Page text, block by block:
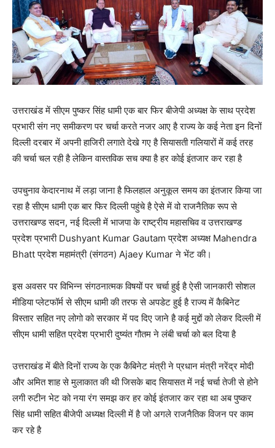
उत्तराखंड में सीएम पुष्कर सिंह धामी एक बार फिर बीजेपी अध्यक्ष के साथ प्रदेश
प्रभारी संग नए समीकरण पर चर्चा करते नजर आए है राज्य के कई नेता इन दिनों
दिल्ली दरबार में अपनी हाजिरी लगाते देखे गए है सियासती गलियारों में कई तरह
की चर्चा चल रही है लेकिन वास्तविक सच क्या है हर कोई इंतजार कर रहा है
उपचुनाव केदारनाथ में लड़ा जाना है फिलहाल अनुकूल समय का इंतजार किया जा
रहा है सीएम धामी एक बार फिर दिल्ली पहुंचे है ऐसे में वो राजनैतिक रूप से
उत्तराखण्ड सदन, नई दिल्ली में भाजपा के राष्ट्रीय महासचिव व उत्तराखण्ड
प्रदेश प्रभारी Dushyant Kumar Gautam प्रदेश अध्यक्ष Mahendra
Bhatt प्रदेश महामंत्री (संगठन) Ajaey Kumar ने भेंट की।
इस अवसर पर विभिन्न संगठनात्मक विषयों पर चर्चा हुई है ऐसी जानकारी सोशल
मीडिया प्लेटफॉर्म से सीएम धामी की तरफ से अपडेट हुई है राज्य में कैबिनेट
विस्तार सहित नए लोगो को सरकार में पद दिए जाने है कई मुद्दों को लेकर दिल्ली में
सीएम धामी सहित प्रदेश प्रभारी दुष्यंत गौतम ने लंबी चर्चा को बल दिया है
उत्तराखंड में बीते दिनों राज्य के एक कैबिनेट मंत्री ने प्रधान मंत्री नरेंद्र मोदी
और अमित शाह से मुलाकात की थी जिसके बाद सियासत में नई चर्चा तेजी से होने
लगी रुटीन भेट को नया रंग समझ कर हर कोई इंतजार कर रहा था अब पुष्कर
सिंह धामी सहित बीजेपी अध्यक्ष दिल्ली में है जो अगले राजनैतिक विजन पर काम
कर रहे है